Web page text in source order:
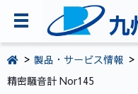
TOPページ
会社案内
製品・サービス情報
精密騒音計 Nor145